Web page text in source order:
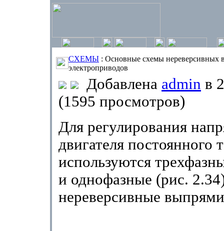
СХЕМЫ : Основные схемы нереверсивных
электроприводов
Добавлена admin в
(1595 просмотров)
Для регулирования
двигателя постоянного
используются
и однофазные (рис.
нереверсивные